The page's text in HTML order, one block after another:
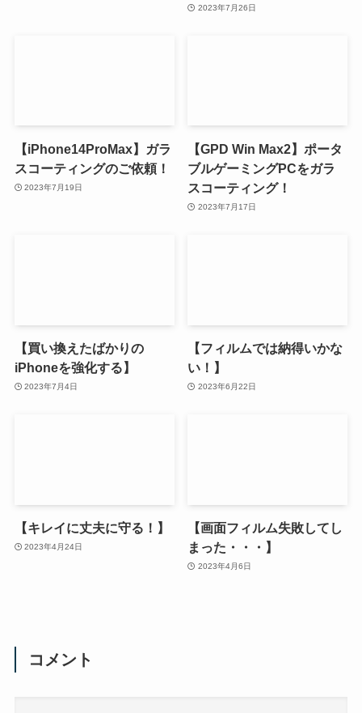
2023年7月26日
【iPhone14ProMax】ガラ
スコーティングのご依頼！
2023年7月19日
【GPD Win Max2】ポータ
ブルゲーミングPCをガラ
スコーティング！
2023年7月17日
【買い換えたばかりの
iPhoneを強化する】
2023年7月4日
【フィルムでは納得いかな
い！】
2023年6月22日
【キレイに丈夫に守る！】
2023年4月24日
【画面フィルム失敗してし
まった・・・】
2023年4月6日
コメント